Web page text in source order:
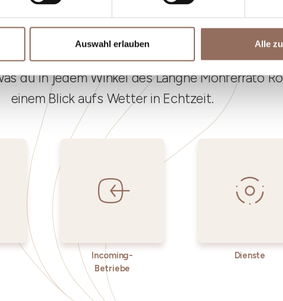
Auswahl erlauben Alle
Dein Urlaub
du in jedem Winkel des Langhe Monferrato
einem Blick aufs Wetter in Echtzeit.
Incoming-
Betriebe
Dienste